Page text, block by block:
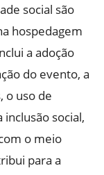
social são
hospedagem
a adoção
do evento, a
o uso de
social,
o meio
para a